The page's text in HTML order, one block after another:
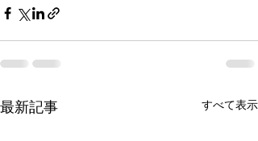
最新記事 すべて表示